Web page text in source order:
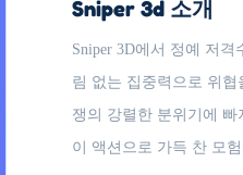
Sniper 3d 소개
Sniper 3D에서 정예 저
림 없는 집중력으로 위
쟁의 강렬한 분위기에
이 액션으로 가득 찬 모